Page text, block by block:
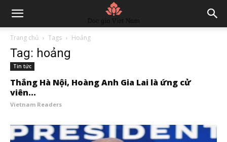
Trang chủ Tags Hoảng
Tag: hoảng
Tin tức
Thắng Hà Nội, Hoàng Anh Gia Lai là ứng cử
viên...
Vietnam Readers